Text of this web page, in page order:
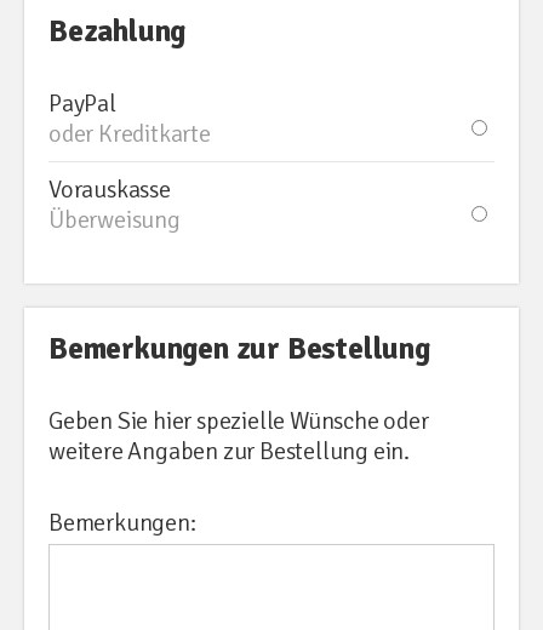
Bezahlung
PayPal
oder Kreditkarte
Vorauskasse
Überweisung
Bemerkungen zur Bestellung
Geben Sie hier spezielle Wünsche oder
weitere Angaben zur Bestellung ein.
Bemerkungen: